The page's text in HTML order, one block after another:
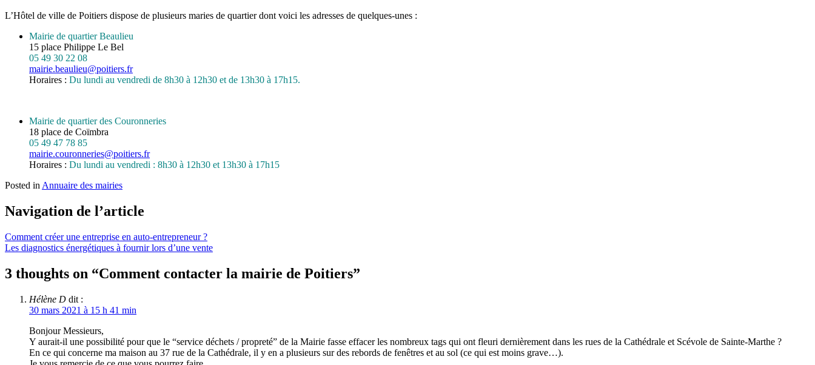
L’Hôtel de ville de Poitiers dispose de plusieurs maries de quartier dont voici les adresses de quelques-unes :
Mairie de quartier Beaulieu
15 place Philippe Le Bel
05 49 30 22 08
mairie.beaulieu@poitiers.fr
Horaires : Du lundi au vendredi de 8h30 à 12h30 et de 13h30 à 17h15.
Mairie de quartier des Couronneries
18 place de Coïmbra
05 49 47 78 85
mairie.couronneries@poitiers.fr
Horaires : Du lundi au vendredi : 8h30 à 12h30 et 13h30 à 17h15
Posted in Annuaire des mairies
Navigation de l’article
Comment créer une entreprise en auto-entrepreneur ?
Les diagnostics énergétiques à fournir lors d’une vente
3 thoughts on “Comment contacter la mairie de Poitiers”
Hélène D dit :
30 mars 2021 à 15 h 41 min
Bonjour Messieurs,
Y aurait-il une possibilité pour que le “service déchets / propreté” de la Mairie fasse effacer les nombreux tags qui ont fleuri dernièrement dans les rues de la Cathédrale et Scévole de Sainte-Marthe ?
En ce qui concerne ma maison au 37 rue de la Cathédrale, il y en a plusieurs sur des rebords de fenêtres et au sol (ce qui est moins grave…).